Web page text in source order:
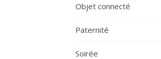
Objet connecté
Paternité
Soirée